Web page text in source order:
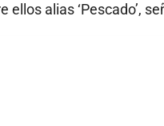
ellos alias ‘Pescado’,